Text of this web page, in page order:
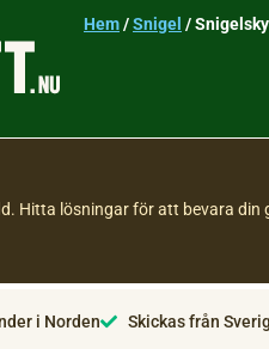
Hem/Snigel /
Hitta lösningar för att bevara din
i Norden Skickas från